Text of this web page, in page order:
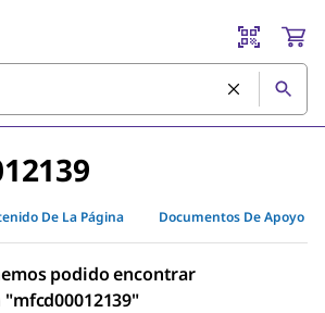
De La Página Documentos De Apoyo
podido encontrar